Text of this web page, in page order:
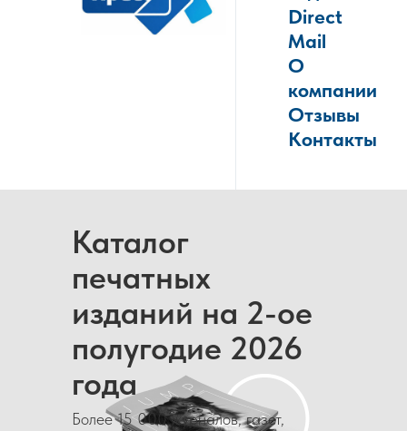
Direct
Mail
О
компании
Отзывы
Контакты
Каталог
печатных
изданий на 2-ое
полугодие 2026
года
Более 15 000 журналов, газет,